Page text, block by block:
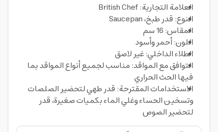
العلامة التجارية: British Chef
النوع: قدر طبخ، Saucepan
المقاس: 16 سم
اللون: أحمر وأسود
الطلاء الداخلي: غير لاصق
التوافق مع المواقد: مناسب لجميع أنواع المواقد بما
فيها الحث الحراري
الاستخدامات المقترحة: قدر طهي لتحضير الصلصات
وتسخين الحساء وغلي الماء بكميات صغيرة، قدر
لتحضير الصوص